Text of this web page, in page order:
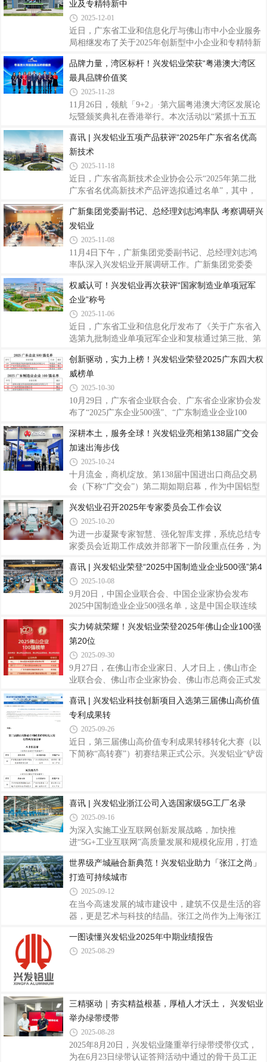
直观展现核心竞争力。投资者一行首先走访
奖，三水公司“1800T单机产能提升”项目荣获三等
奖。充分展现了兴发铝业在精益创效与持续改进方面
的扎实功底与团队活力。训练营结营会议上李俭强进
行优秀项目分享两个获奖项目分别实现关键突
程、建立试模反馈机制等举措，有效提升了幕墙料的
尺寸精度与材料利用效率。“1800T单机产能提升”项
目
业及专精特新中
2025-12-01
近日，广东省工业和信息化厅与佛山市中小企业服务
局相继发布了关于2025年创新型中小企业和专精特新
广东兴发精密制造有限公司（以下简称“兴发铝业精
密制造公司”）凭借扎实的创新实力、突出的专业优
势以及稳健的发展态势，顺利通过这两项重要资质的
复核，标志着公司在持续创新能力、专业发展水平及
精细化经营管理等方面获得了政府与行业的高度认
的基础层级，更是企业创新能力的核心认证标志，其
复评严格考量企业的创新投入、成长性表现及专
品牌力量，湾区标杆！兴发铝业荣获“粤港澳大湾区
最具品牌价值奖
2025-11-28
11月26日，领航「9+2」·第六届粤港澳大湾区发展论
坛暨颁奖典礼在香港举行。本次活动以“紧抓十五五
技及产业界代表，期间，兴发铝业凭借强大的品牌影
响力以及在铝挤压材领域的深厚积累，荣获“粤港澳
大湾区最具品牌价值奖”殊荣，这是对兴发铝业40多
年来深耕主业、锐意进取的充分肯定，也彰显了公司
领先的综合实力与品牌美誉度。据了解，活动自2020
对接与合作发展的重要平台。领航「9+2」·第六届粤
港澳大湾区发展论坛暨颁奖典礼旨在分享湾
喜讯 | 兴发铝业五项产品获评“2025年广东省名优高
新技术
2025-11-18
近日，广东省高新技术企业协会公示“2025年第二批
广东省名优高新技术产品评选拟通过名单”，其中，
铝型材”“汽车部件用高强度、耐腐蚀铝型材”“电子设
备用易切削高精度结构件铝型材”和子公司广东兴发
精密制造有限公司的“建筑铝模板用高可挤压性6xxx
系铝合金型材”“绿色节能铝合金隔音隔热门窗”共五项
产品上榜，是对公司技术创新和产品研发成果转化能
的创新实力和市场竞争力。据悉，“广东省名优高新
技术产品”是广东省推动高质量发展
广新集团党委副书记、总经理刘志鸿率队 考察调研兴
发铝业
2025-11-08
11月4日下午，广新集团党委副书记、总经理刘志鸿
率队深入兴发铝业开展调研工作。广新集团党委委
董事长王立，董事、总经理廖玉庆参加调研。座谈会
上，王立围绕兴发铝业“十四五”期间发展成效、经营
情况、存在问题及下一步工作计划等方面作详细汇
报。与会人员就公司经营、行业动态及市场形
势、“十五五”规划方案等内容展开深入研讨，为兴发
严峻的市场环境中表现出的韧性与成效给予了充分肯
定，并结合“十五五”规划部署，提出五点工作要求
权威认可！兴发铝业再次获评“国家制造业单项冠军
企业”称号
2025-11-06
近日，广东省工业和信息化厅发布了《关于广东省入
选第九批制造业单项冠军企业和复核通过第三批、第
借在技术创新、市场引领、产业链整合等方面的综合
优势，继 2018年认定及2021年复核通过后，今年再次
顺利通过复核，摘得此项国家级殊荣，彰显了公司在
铝加工细分领域的领先地位。据了解，制造业单项冠
军企业是指长期专注于制造业特定细分产品市场，生
球或国内前列的企业，代表全球制造业细分领域最高
发展水平和最强市场实力，且需通过严苛的复
创新驱动，实力上榜！兴发铝业荣登2025广东四大权
威榜单
2025-10-30
10月29日，广东省企业联合会、广东省企业家协会发
布了“2025广东企业500强”、“广东制造业企业100
兴发铝业荣登2025广东企业500强第147位、广东制造
业企业100强第64位、广东创新企业100强第60位；同
期，广东省制造业协会、广东省发展和改革研究院、
暨南大学产业经济研究院联合发布了“2025年广东省
制造业企业500强”名单，兴发铝业以营业收入
强健的综合实力和创新能力。据了解，广东企业500
强及行业百强榜由广东省企业联合会、广东省企业
深耕本土，服务全球！兴发铝业亮相第138届广交会
加速出海步伐
2025-10-24
十月流金，商机绽放。第138届中国进出口商品交易
会（下称“广交会”）第二期如期启幕，作为中国铝型
及产品应用解决方案亮相展会，向全球客商展示技术
创新实力，诠释高端化、绿色化、全球化发展成果。
本次广交会上，兴发铝业重点推出了兴发125全景门
系列、兴发80系列多功能铝合金窗系统等系统门窗产
求。兴发125全景门系列以极简设计重构空间美学。
以窄边框、大板块玻璃为特色，视野开阔，符合现代
建筑审美潮流。产品不仅具备优异的抗风压性能和
兴发铝业召开2025年专家委员会工作会议
2025-10-20
为进一步凝聚专家智慧、强化智库支撑，系统总结专
家委员会近期工作成效并部署下一阶段重点任务，为
展提供坚实支撑。10月16日，兴发铝业组织召开了
2025年专家委员会工作会议。集团党委书记、董事长
王立出席会议并讲话。会上，专家委员会主任罗用冠
作了阶段性工作汇报，指出委员会围绕技术创新和工
具技术攻关等方面取得了进展。汇报还分析了当前工
作存在的问题，并制定了后续攻关计划。在此基础
上，与会人员围绕汇报内容进行了座谈交流，进
喜讯 | 兴发铝业荣登“2025中国制造业企业500强”第4
2025-10-08
9月20日，中国企业联合会、中国企业家协会发布
2025中国制造业企业500强名单，这是中国企联连续
的制造实力和稳健的市场表现，位列榜单第475名，
彰显了公司在复杂市场环境中的强劲韧性与综合竞争
力。据悉，“中国制造业企业500强”榜单由中国企业
联合会、中国企业家协会联合发布，是中国制造业领
域最具权威性和影响力的企业实力评价体系之一。该
其他经营指标，旨在筛选出代表中国制造业发展水平
的领军企业群体。兴发铝业作为中国领先的铝型材
实力铸就荣耀！兴发铝业荣登2025年佛山企业100强
第20位
2025-09-30
9月27日，在佛山市企业家日、人才日上，佛山市企
业联合会、佛山市企业家协会、佛山市总商会正式发
健的经营业绩和坚实的制造根基，荣登2025年佛山企
业100强第20位、佛山制造业企业100强第9位和佛山
企业利税贡献TOP30第17位，彰显兴发铝业在佛山高
质量发展格局中的先进地位和强劲的综合实力。兴发
铝业作为1984年创立于佛山的铝型材行业知名品牌企
喜讯 | 兴发铝业科技创新项目入选第三届佛山高价值
专利成果转
2025-09-26
近日，第三届佛山高价值专利成果转移转化大赛（以
下简称“高转赛”）初赛结果正式公示。兴发铝业“铲齿
合金材料研发与高端制造领域的领先实力，及其推动
产业技术创新和知识产权转化方面的卓越成效。据
悉，“高转赛”由佛山市人民政府、国家知识产权局知
识产权发展研究中心共同主办，佛山市市场监督管理
赛设置初创组、成长组和本土组，采取
喜讯 | 兴发铝业浙江公司入选国家级5G工厂名录
2025-09-16
为深入实施工业互联网创新发展战略，加快推
进“5G+工业互联网”高质量发展和规模化应用，打造
了关于《2025年5G工厂名录》的通知（工信厅信管函
〔2025〕355号），兴发铝业全资子公司——兴发新
材（浙江）有限公司（以下简称“兴发铝业浙江公
司”）成功入选，标志着公司在智能制造和数字化转
型方面取得国家级认可，成为铝型材行业5G全连接工
业互联网”深度融合的重要载体，是推动制造业高端
化、智能化、绿色化发展的关键力量。此次评选经企
世界级产城融合新典范！兴发铝业助力「张江之尚」
打造可持续城市
2025-09-12
在当今高速发展的城市建设中，建筑不仅是生活的容
器，更是艺术与科技的结晶。张江之尚作为上海张江
个工业遗存，生态景观，现代科研三合一综合体，以
其前瞻性的设计理念与卓越的建筑品质，成为区域发
造与新建工程同步推进，打造集艺术、文化、科创于
一体的世界级产城融合新典范。张江之尚位于国家自
主创新示范区与上海自贸试验区——浦东张江核心
一图读懂兴发铝业2025年中期业绩报告
2025-08-29
三精驱动｜夯实精益根基，厚植人才沃土， 兴发铝业
举办绿带绶带
2025-08-28
2025年8月20日，兴发铝业隆重举行绿带绶带仪式，
为在6月23日绿带认证答辩活动中通过的骨干员工正